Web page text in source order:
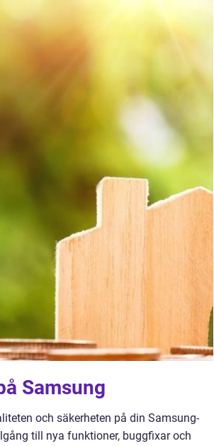
Samsung
och säkerheten på din Samsung-
till nya funktioner, buggfixar och